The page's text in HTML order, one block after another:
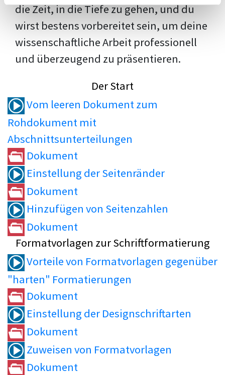
die Zeit, in die Tiefe zu gehen, und du
wirst bestens vorbereitet sein, um deine
wissenschaftliche Arbeit professionell
und überzeugend zu präsentieren.
Der Start
Vom leeren Dokument zum
Rohdokument mit
Abschnittsunterteilungen
Dokument
Einstellung der Seitenränder
Dokument
Hinzufügen von Seitenzahlen
Dokument
Formatvorlagen zur Schriftformatierung
Vorteile von Formatvorlagen gegenüber
"harten" Formatierungen
Dokument
Einstellung der Designschriftarten
Dokument
Zuweisen von Formatvorlagen
Dokument